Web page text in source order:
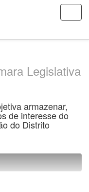
Legislativa
armazenar,
de interesse do
do Distrito